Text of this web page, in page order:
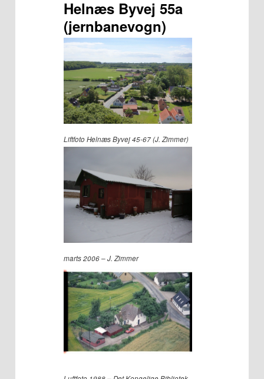
Helnæs Byvej 55a
(jernbanevogn)
Liftfoto Helnæs Byvej 45-67 (J. Zimmer)
marts 2006 – J. Zimmer